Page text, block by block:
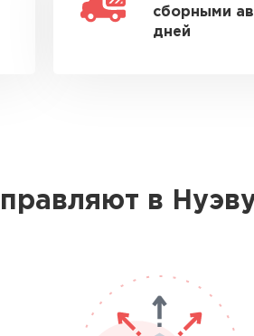
сборными
дней
в